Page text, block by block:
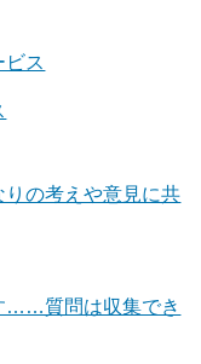
ビス
の考えや意見に共
……質問は収集でき